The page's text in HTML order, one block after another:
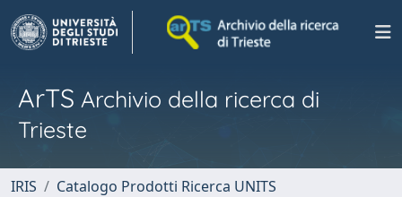
ArTS Archivio della ricerca di
Trieste
IRIS
Catalogo Prodotti Ricerca UNITS